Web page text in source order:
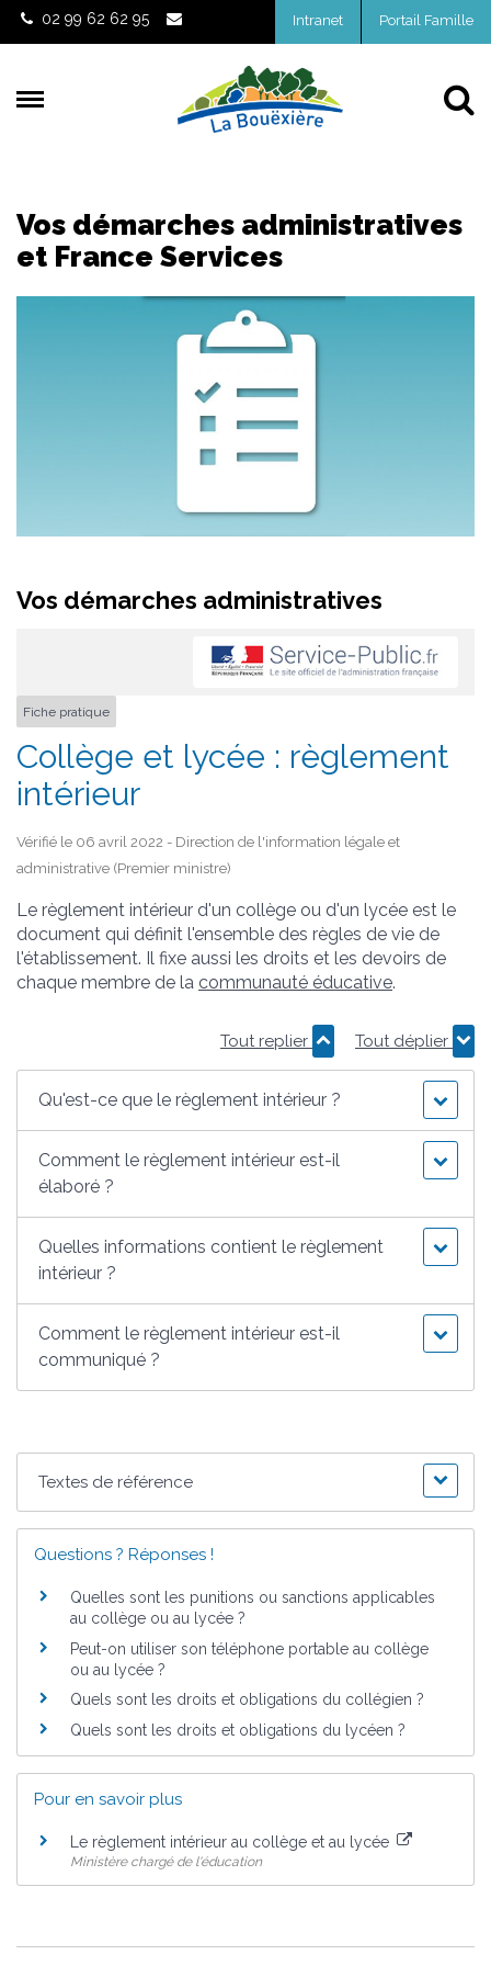
Gestion des traceurs
02 99 62 62 95 Intranet Portail Famille
Vos démarches administratives
et France Services
Vos démarches administratives
Fiche pratique
Collège et lycée : règlement
intérieur
Vérifié le 06 avril 2022 - Direction de l'information légale et
administrative (Premier ministre)
Le règlement intérieur d'un collège ou d'un lycée est le
document qui définit l'ensemble des règles de vie de
l'établissement. Il fixe aussi les droits et les devoirs de
chaque membre de la communauté éducative.
Tout replier Tout déplier
Qu'est-ce que le règlement intérieur ?
Comment le règlement intérieur est-il
élaboré ?
Quelles informations contient le règlement
intérieur ?
Comment le règlement intérieur est-il
communiqué ?
Textes de référence
Questions ? Réponses !
Quelles sont les punitions ou sanctions applicables
au collège ou au lycée ?
Peut-on utiliser son téléphone portable au collège
ou au lycée ?
Quels sont les droits et obligations du collégien ?
Quels sont les droits et obligations du lycéen ?
Pour en savoir plus
Le règlement intérieur au collège et au lycée
Ministère chargé de l'éducation